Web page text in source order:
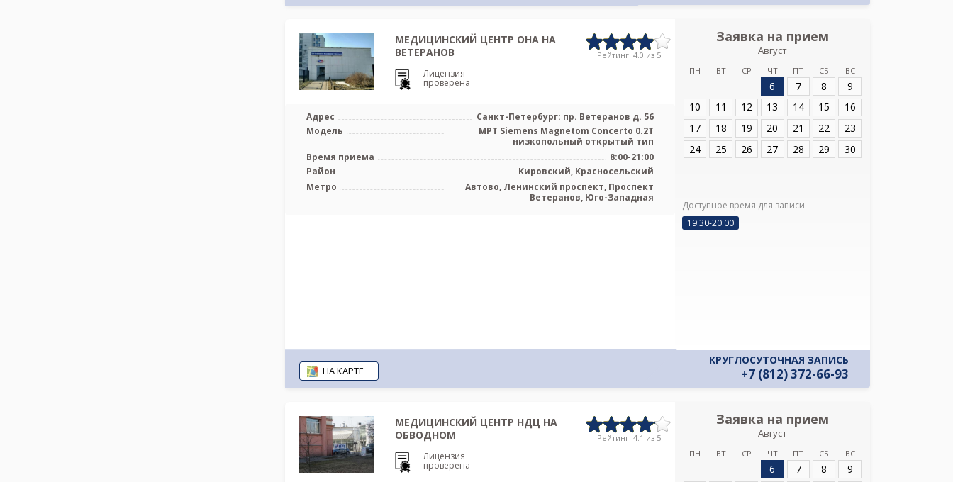
МЕДИЦИНСКИЙ ЦЕНТР ОНА НА
ВЕТЕРАНОВ
Лицензия
проверена
Рейтинг: 4.0 из 5
Адрес
Санкт-Петербург: пр. Ветеранов д. 56
Модель
МРТ Siemens Magnetom Concerto 0.2T
низкопольный открытый тип
Время приема
8:00-21:00
Район
Кировский, Красносельский
Метро
Автово, Ленинский проспект, Проспект
Ветеранов, Юго-Западная
Заявка на прием
Август
ПН ВТ СР ЧТ ПТ СБ ВС
6 7 8
9
10
11 12 13 14 15
16
17
18 19 20 21 22
23
24
25 26 27 28 29 30
Доступное время для записи
19:30-20:00
НА КАРТЕ
КРУГЛОСУТОЧНАЯ ЗАПИСЬ
+7 (812) 372-66-93
МЕДИЦИНСКИЙ ЦЕНТР НДЦ НА
ОБВОДНОМ
Лицензия
проверена
Рейтинг: 4.1 из 5
Заявка на прием
Август
ПН ВТ СР ЧТ ПТ СБ ВС
6 7 8
9